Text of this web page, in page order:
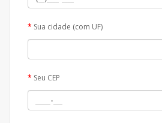
Sua cidade (com UF)
Seu CEP